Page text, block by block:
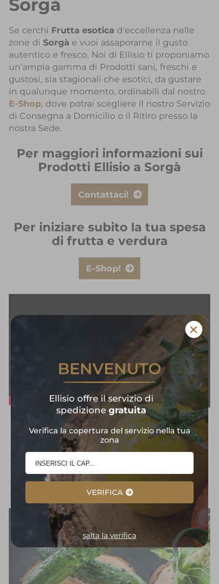
Sorgà
Se cerchi Frutta esotica d'eccellenza nelle
zone di Sorgà e vuoi assaporarne il gusto
autentico e fresco, Noi di Ellisio ti proponiamo
un’ampia gamma di Prodotti sani, freschi e
gustosi, sia stagionali che esotici, da gustare
in qualunque momento, ordinabili dal nostro
E-Shop, dove potrai scegliere il nostro Servizio
di Consegna a Domicilio o il Ritiro presso la
nostra Sede.
Per maggiori informazioni sui
Prodotti Ellisio a Sorgà
Contattaci!
Per iniziare subito la tua spesa
di frutta e verdura
E-Shop!
Frutta e Verdura in
Primo Piano:
Selezione
d'Eccellenza
BENVENUTO
Ellisio offre il servizio di
spedizione gratuita
Verifica la copertura del servizio nella tua
zona
VERIFICA
salta la verifica